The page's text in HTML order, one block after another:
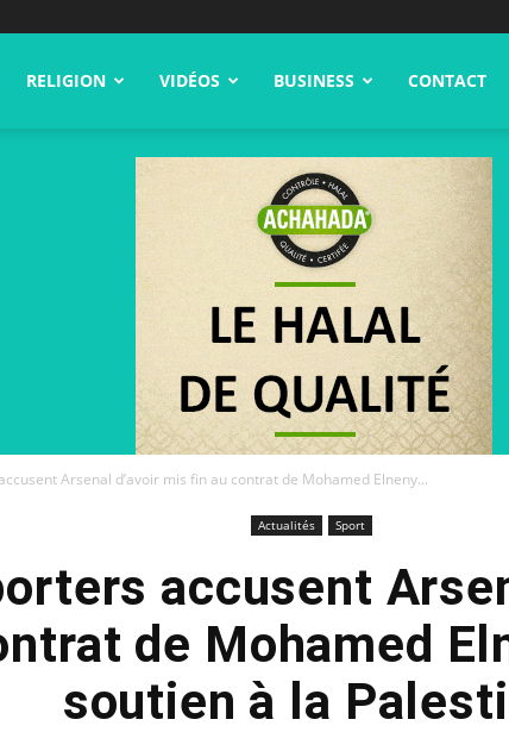
RELIGION VIDÉOS BUSINESS CONTACT
Arsenal d’avoir mis fin au contrat de Mohamed Elneny...
Actualités Sport
accusent
de Mohamed
soutien à la